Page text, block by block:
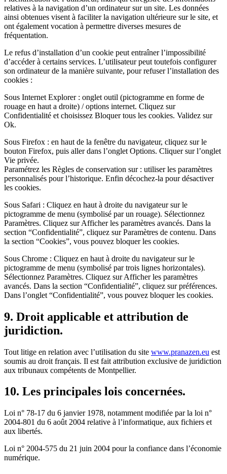
relatives à la navigation d’un ordinateur sur un site. Les données
ainsi obtenues visent à faciliter la navigation ultérieure sur le site, et
ont également vocation à permettre diverses mesures de
fréquentation.
Le refus d’installation d’un cookie peut entraîner l’impossibilité
d’accéder à certains services. L’utilisateur peut toutefois configurer
son ordinateur de la manière suivante, pour refuser l’installation des
cookies :
Sous Internet Explorer : onglet outil (pictogramme en forme de
rouage en haut a droite) / options internet. Cliquez sur
Confidentialité et choisissez Bloquer tous les cookies. Validez sur
Ok.
Sous Firefox : en haut de la fenêtre du navigateur, cliquez sur le
bouton Firefox, puis aller dans l’onglet Options. Cliquer sur l’onglet
Vie privée.
Paramétrez les Règles de conservation sur : utiliser les paramètres
personnalisés pour l’historique. Enfin décochez-la pour désactiver
les cookies.
Sous Safari : Cliquez en haut à droite du navigateur sur le
pictogramme de menu (symbolisé par un rouage). Sélectionnez
Paramètres. Cliquez sur Afficher les paramètres avancés. Dans la
section “Confidentialité”, cliquez sur Paramètres de contenu. Dans
la section “Cookies”, vous pouvez bloquer les cookies.
Sous Chrome : Cliquez en haut à droite du navigateur sur le
pictogramme de menu (symbolisé par trois lignes horizontales).
Sélectionnez Paramètres. Cliquez sur Afficher les paramètres
avancés. Dans la section “Confidentialité”, cliquez sur préférences.
Dans l’onglet “Confidentialité”, vous pouvez bloquer les cookies.
9. Droit applicable et attribution de
juridiction.
Tout litige en relation avec l’utilisation du site www.pranazen.eu est
soumis au droit français. Il est fait attribution exclusive de juridiction
aux tribunaux compétents de Montpellier.
10. Les principales lois concernées.
Loi n° 78-17 du 6 janvier 1978, notamment modifiée par la loi n°
2004-801 du 6 août 2004 relative à l’informatique, aux fichiers et
aux libertés.
Loi n° 2004-575 du 21 juin 2004 pour la confiance dans l’économie
numérique.